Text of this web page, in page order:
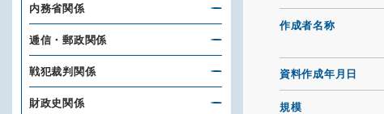
作成者名称
資料作成年月日
規模
内務省関係
逓信・郵政関係
戦犯裁判関係
財政史関係